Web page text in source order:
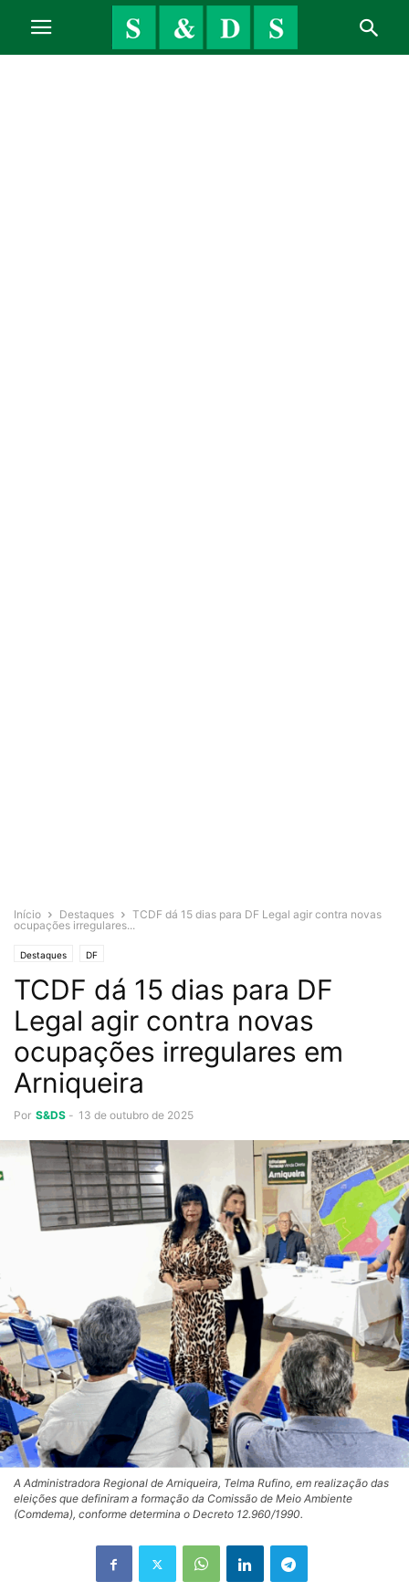
Início Destaques
TCDF dá 15 dias para DF Legal agir contra novas
ocupações irregulares...
Destaques DF
TCDF dá 15 dias para DF
Legal agir contra novas
ocupações irregulares em
Arniqueira
Por S&DS - 13 de outubro de 2025
A Administradora Regional de Arniqueira, Telma Rufino, em realização das
eleições que definiram a formação da Comissão de Meio Ambiente
(Comdema), conforme determina o Decreto 12.960/1990.